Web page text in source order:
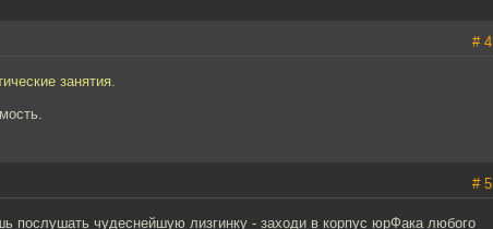
# 4
занятия.
# 5
послушать чудеснейшую лизгинку - заходи в корпус юрФака любого